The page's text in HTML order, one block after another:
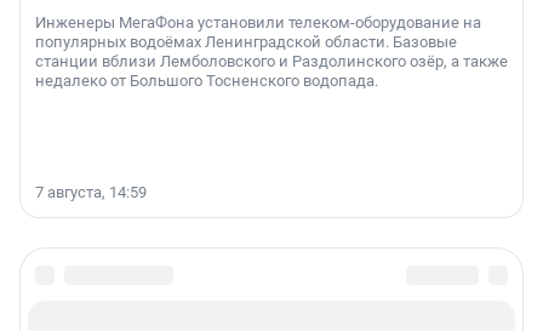
Инженеры МегаФона установили телеком-оборудование на
популярных водоёмах Ленинградской области. Базовые
станции вблизи Лемболовского и Раздолинского озёр, а также
недалеко от Большого Тосненского водопада.
7 августа, 14:59